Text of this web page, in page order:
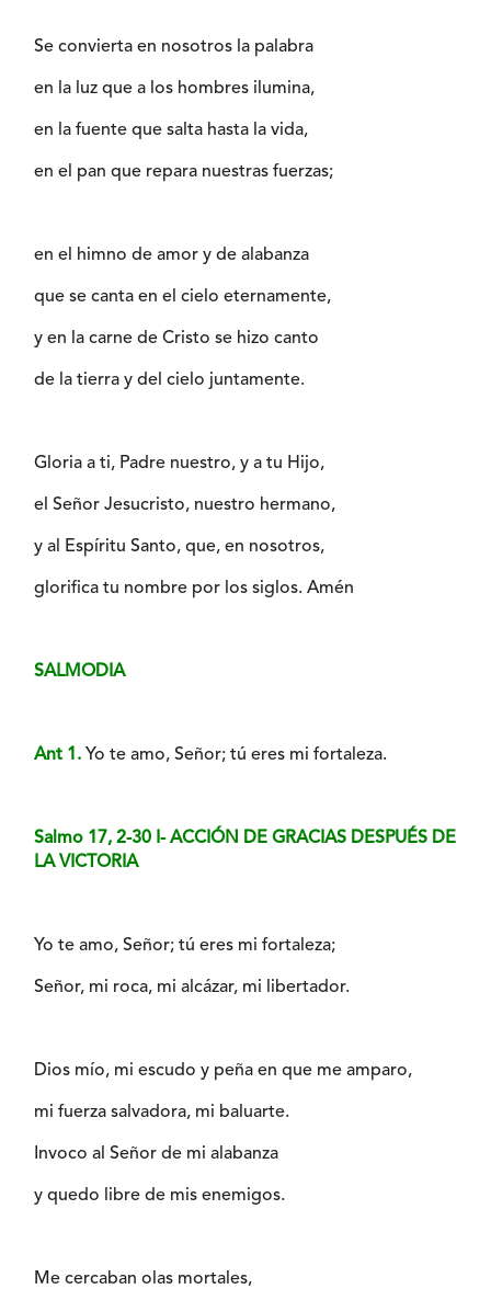
Se convierta en nosotros la palabra
en la luz que a los hombres ilumina,
en la fuente que salta hasta la vida,
en el pan que repara nuestras fuerzas;
en el himno de amor y de alabanza
que se canta en el cielo eternamente,
y en la carne de Cristo se hizo canto
de la tierra y del cielo juntamente.
Gloria a ti, Padre nuestro, y a tu Hijo,
el Señor Jesucristo, nuestro hermano,
y al Espíritu Santo, que, en nosotros,
glorifica tu nombre por los siglos. Amén
SALMODIA
Ant 1. Yo te amo, Señor; tú eres mi fortaleza.
Salmo 17, 2-30 I- ACCIÓN DE GRACIAS DESPUÉS DE
LA VICTORIA
Yo te amo, Señor; tú eres mi fortaleza;
Señor, mi roca, mi alcázar, mi libertador.
Dios mío, mi escudo y peña en que me amparo,
mi fuerza salvadora, mi baluarte.
Invoco al Señor de mi alabanza
y quedo libre de mis enemigos.
Me cercaban olas mortales,